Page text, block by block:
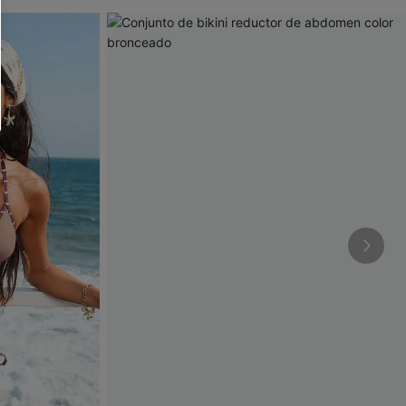
formulario, usted acepta nuestros
de Cupshe en cualquier momento del
compra. Podemos utilizar la
y ofertas adaptados a su perfil.